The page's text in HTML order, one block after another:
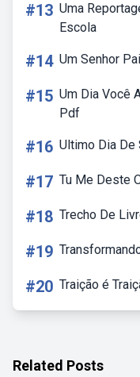
#13 Uma
Escola
#14 Um Senhor
#15 Um Dia Você
Pdf
#16 Ultimo Dia De
#17 Tu Me Deste
#18 Trecho De
#19
#20 Traição é
Related Posts